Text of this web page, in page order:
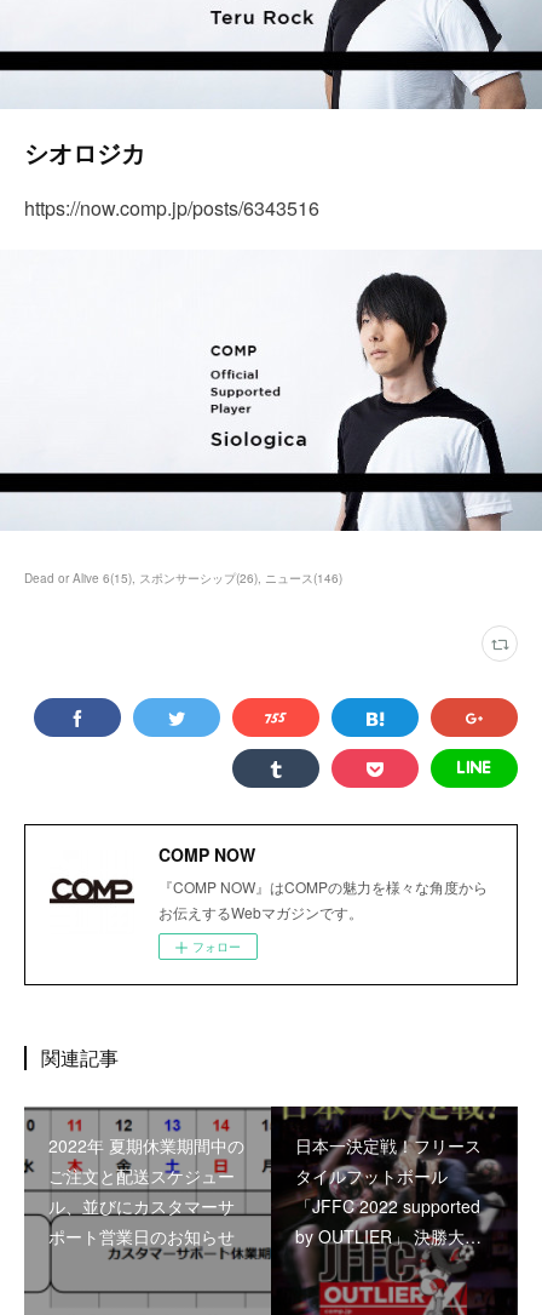
シオロジカ
https://now.comp.jp/posts/6343516
Dead or Alive 6(15) スポンサーシップ(26) ニュース(146)
COMP NOW
『COMP NOW』はCOMPの魅力を様々な角度から
お伝えするWebマガジンです。
フォロー
関連記事
2022年 夏期休業期間中の
ご注文と配送スケジュー
ル、並びにカスタマーサ
ポート営業日のお知らせ
日本一決定戦！フリース
タイルフットボール
「JFFC 2022 supported
by OUTLIER」 決勝大…